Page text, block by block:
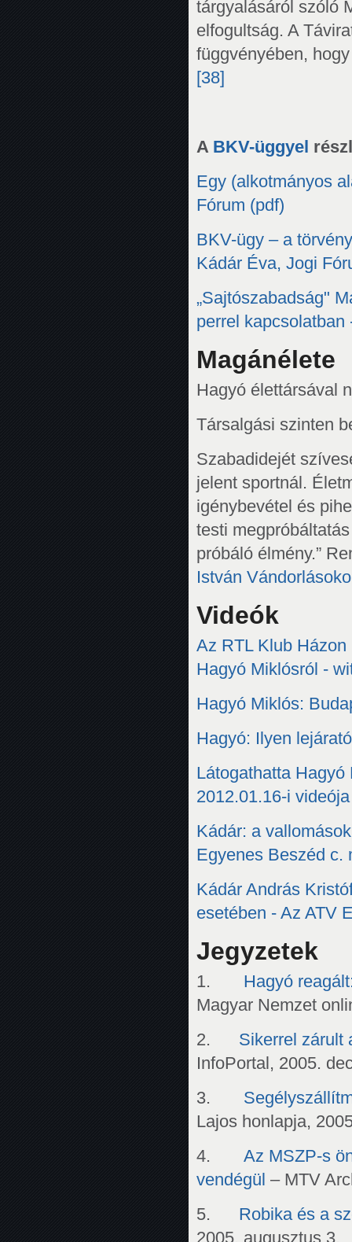
tárgyalásáról szóló
elfogultság. A
függvényében,
[38]
A BKV-üggyel
Egy (alkotmányos
Fórum (pdf)
BKV-ügy – a
Kádár Éva, Jogi
„Sajtószabadság"
perrel
Magánélete
Hagyó élettársával
Társalgási szinten
Szabadidejét
jelent sportnál.
igénybevétel és
testi
próbáló élmény.”
István
Videók
Az RTL Klub
Hagyó Miklósról -
Hagyó Miklós:
Hagyó: Ilyen
Látogathatta
2012.01.16-i videója
Kádár: a
Egyenes Beszéd c.
Kádár András
esetében - Az ATV
Jegyzetek
1. Hagyó
Magyar Nemzet
2. Sikerrel zárult
InfoPortal, 2005.
3.
Lajos honlapja,
4. Az MSZP-s
vendégül – MTV
5. Robika és a
2005. augusztus 3.